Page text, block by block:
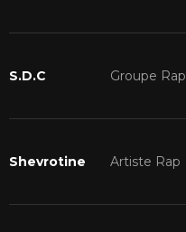
S.D.C Groupe Rap
Shevrotine Artiste Rap